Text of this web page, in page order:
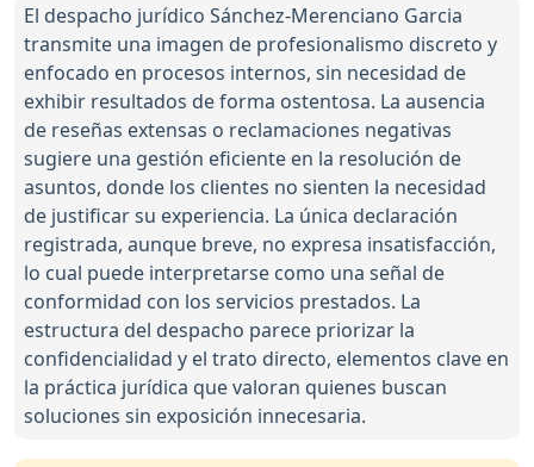
El despacho jurídico Sánchez-Merenciano Garcia
transmite una imagen de profesionalismo discreto y
enfocado en procesos internos, sin necesidad de
exhibir resultados de forma ostentosa. La ausencia
de reseñas extensas o reclamaciones negativas
sugiere una gestión eficiente en la resolución de
asuntos, donde los clientes no sienten la necesidad
de justificar su experiencia. La única declaración
registrada, aunque breve, no expresa insatisfacción,
lo cual puede interpretarse como una señal de
conformidad con los servicios prestados. La
estructura del despacho parece priorizar la
confidencialidad y el trato directo, elementos clave en
la práctica jurídica que valoran quienes buscan
soluciones sin exposición innecesaria.